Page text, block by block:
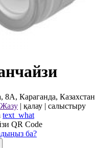
8А, Караганда, Казахстан
Жазу | қалау | салыстыру
text_what
ба?